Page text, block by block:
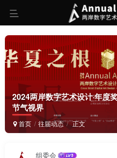
2024两岸数字艺术设计·年度
节气视界
首页 往届动态 正文
组委会